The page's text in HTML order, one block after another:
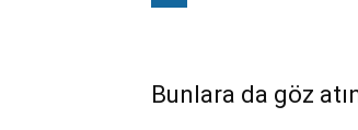
Bunlara da göz